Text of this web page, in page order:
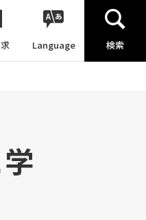
Language 検索